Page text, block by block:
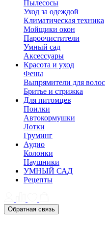
Пылесосы
Уход за одеждой
Климатическая техника
Мойщики окон
Пароочистители
Умный сад
Аксессуары
Красота и уход
Фены
Выпрямители для волос
Бритье и стрижка
Для питомцев
Поилки
Автокормушки
Лотки
Груминг
Аудио
Колонки
Наушники
УМНЫЙ САД
Рецепты
Обратная связь